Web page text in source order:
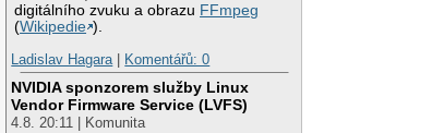
digitálního zvuku a obrazu FFmpeg
(Wikipedie ).
Ladislav Hagara
Komentářů: 0
NVIDIA sponzorem služby Linux
Vendor Firmware Service (LVFS)
4.8. 20:11 | Komunita